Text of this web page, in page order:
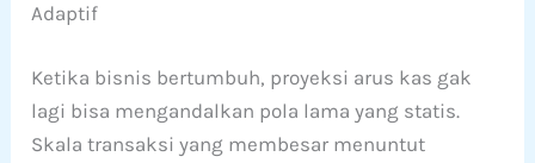
Adaptif
Ketika bisnis bertumbuh, proyeksi arus kas gak
lagi bisa mengandalkan pola lama yang statis.
Skala transaksi yang membesar menuntut